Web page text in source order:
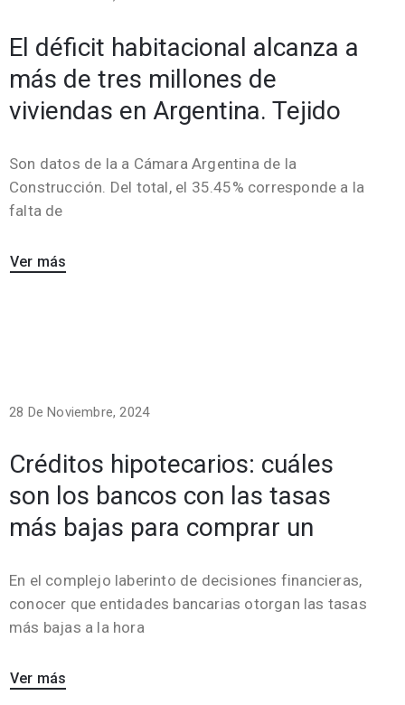
El déficit habitacional alcanza a
más de tres millones de
viviendas en Argentina. Tejido
Son datos de la a Cámara Argentina de la
Construcción. Del total, el 35.45% corresponde a la
falta de
Ver más
28 De Noviembre, 2024
Créditos hipotecarios: cuáles
son los bancos con las tasas
más bajas para comprar un
En el complejo laberinto de decisiones financieras,
conocer que entidades bancarias otorgan las tasas
más bajas a la hora
Ver más